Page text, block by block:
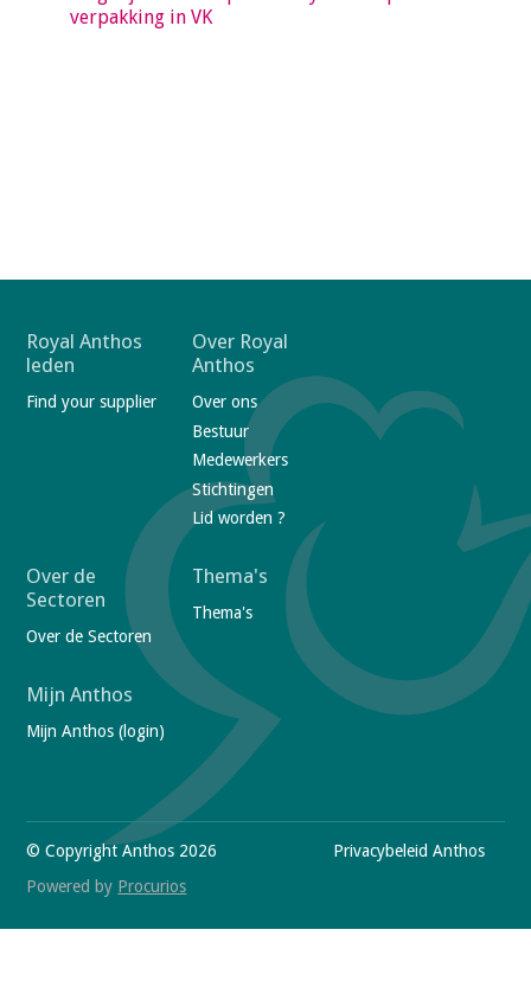
verpakking in VK
F
o
o
a
v
i
a
t
n
Royal Anthos
leden
Find your supplier
Over Royal
Anthos
Over ons
Bestuur
Medewerkers
Stichtingen
Lid worden ?
Over de
Sectoren
Over de Sectoren
Thema's
Thema's
Mijn Anthos
Mijn Anthos (login)
i
s
i
t
o
r
© Copyright Anthos 2026
F
o
Privacybeleid Anthos
Powered by Procurios